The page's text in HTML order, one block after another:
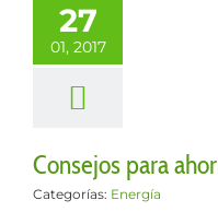
27
01, 2017
Consejos para
Categorías: Energía